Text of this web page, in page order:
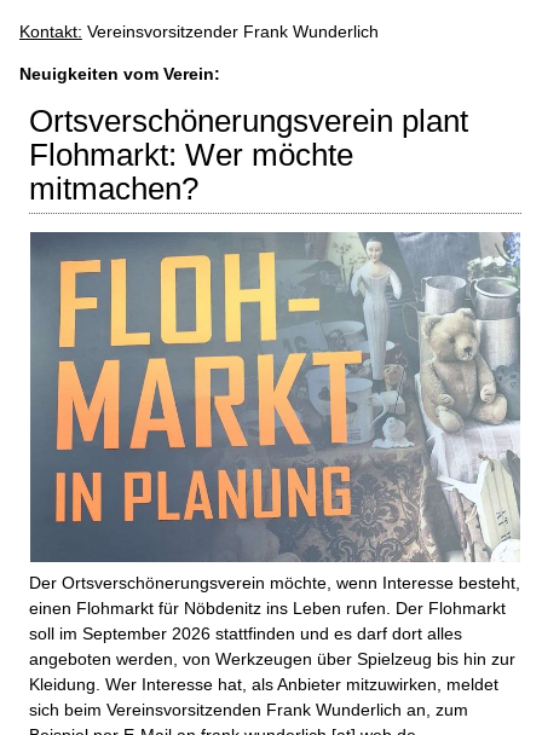
Kontakt: Vereinsvorsitzender Frank Wunderlich
Neuigkeiten vom Verein:
Ortsverschönerungsverein plant
Flohmarkt: Wer möchte
mitmachen?
Der Ortsverschönerungsverein möchte, wenn Interesse besteht,
einen Flohmarkt für Nöbdenitz ins Leben rufen. Der Flohmarkt
soll im September 2026 stattfinden und es darf dort alles
angeboten werden, von Werkzeugen über Spielzeug bis hin zur
Kleidung. Wer Interesse hat, als Anbieter mitzuwirken, meldet
sich beim Vereinsvorsitzenden Frank Wunderlich an, zum